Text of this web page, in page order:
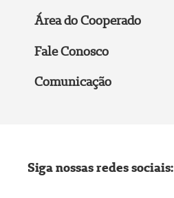
Área do Cooperado
Fale Conosco
Comunicação
Siga nossas redes sociais: